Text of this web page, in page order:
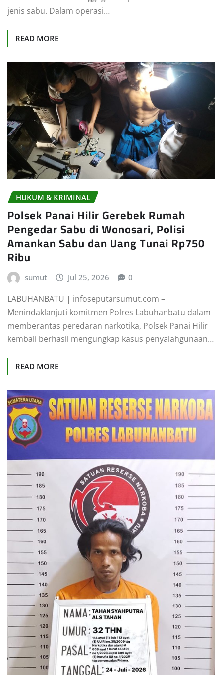
jenis sabu. Dalam operasi…
READ MORE
HUKUM & KRIMINAL
Polsek Panai Hilir Gerebek Rumah
Pengedar Sabu di Wonosari, Polisi
Amankan Sabu dan Uang Tunai Rp750
Ribu
sumut Jul 25, 2026 0
LABUHANBATU | infoseputarsumut.com –
Menindaklanjuti komitmen Polres Labuhanbatu dalam
memberantas peredaran narkotika, Polsek Panai Hilir
kembali berhasil mengungkap kasus penyalahgunaan…
READ MORE